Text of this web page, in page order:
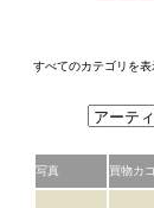
すべてのカテゴリを
写真 買物カ